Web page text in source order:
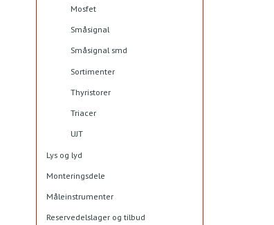
Mosfet
Småsignal
Småsignal smd
Sortimenter
Thyristorer
Triacer
UJT
Lys og lyd
Monteringsdele
Måleinstrumenter
Reservedelslager og tilbud